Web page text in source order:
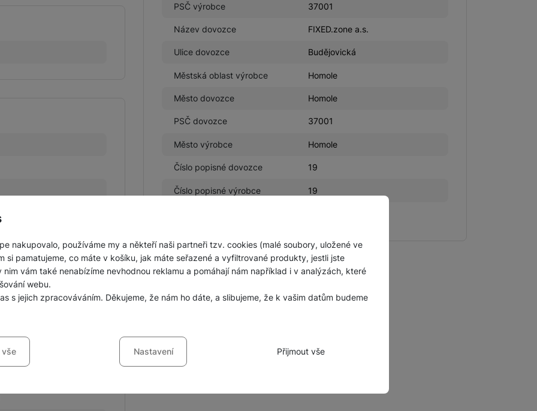
nakupovalo, používáme my a někteří naši partneři tzv. cookies (malé soubory, uložené ve
si pamatujeme, co máte v košíku, jak máte seřazené a vyfiltrované produkty, jestli jste
nim vám také nenabízíme nevhodnou reklamu a pomáhají nám například i v analýzách, které
webu.
s jejich zpracováváním. Děkujeme, že nám ho dáte, a slibujeme, že k vašim datům budeme
s kategoriemi cookies
náš web nebude fungovat
váš průchod nákupním košíkem, porovnávání produktů a další nezbytné funkce.
vše Nastavení Přijmout vše
kůže
PSČ výrobce 37001
Název dovozce FIXED.zone a.s.
Ulice dovozce Budějovická
Městská oblast výrobce Homole
Město dovozce Homole
PSČ dovozce 37001
Město výrobce Homole
Číslo popisné dovozce 19
Číslo popisné výrobce 19